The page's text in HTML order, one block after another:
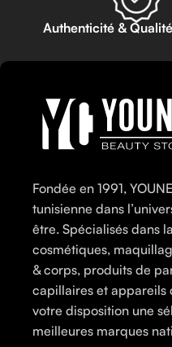
Authenticité &
Fondée en 1991,
tunisienne dans
être. Spécialisés dans
cosmétiques,
& corps, produits de
capillaires et appareils
votre disposition une
meilleures marques